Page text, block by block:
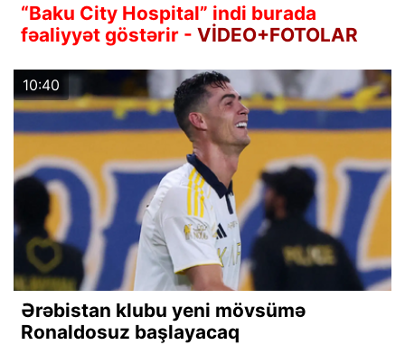
“Baku City Hospital” indi burada
fəaliyyət göstərir - VİDEO+FOTOLAR
10:40
Ərəbistan klubu yeni mövsümə
Ronaldosuz başlayacaq